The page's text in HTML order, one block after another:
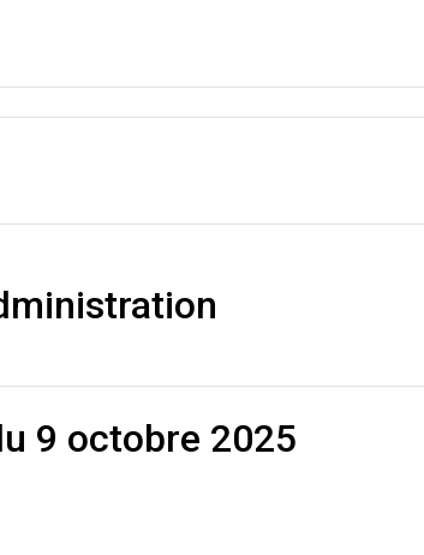
9 octobre 2025